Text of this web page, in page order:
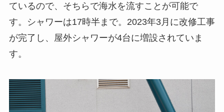
ているので、そちらで海水を流すことが可能で
す。シャワーは17時半まで。2023年3月に改修工事
が完了し、屋外シャワーが4台に増設されていま
す。